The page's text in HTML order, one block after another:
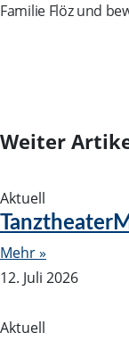
Familie Flöz und
Weiter
Aktuell
Mehr »
12. Juli 2026
Aktuell